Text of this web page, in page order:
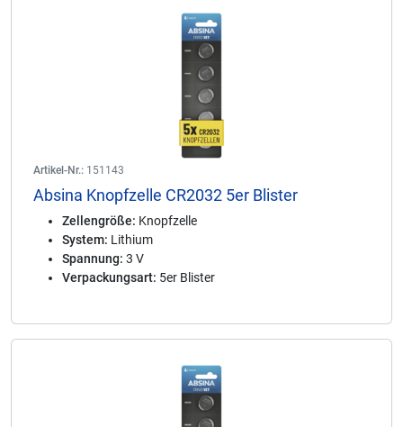
Artikel-Nr.: 151143
Absina Knopfzelle CR2032 5er Blister
Zellengröße: Knopfzelle
System: Lithium
Spannung: 3 V
Verpackungsart: 5er Blister